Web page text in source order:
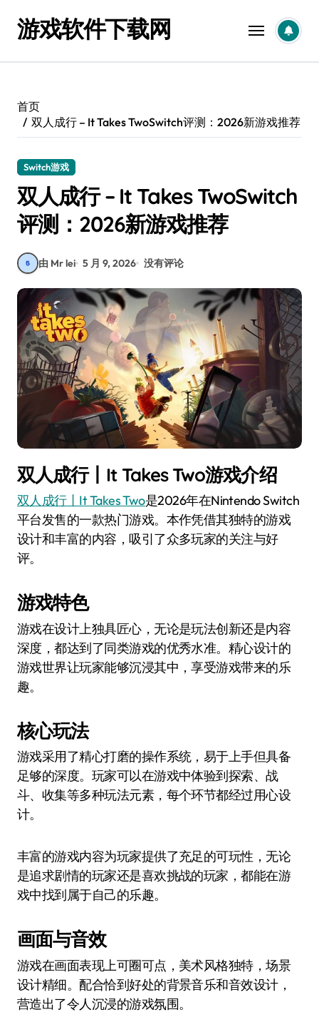
游戏软件下载网
首页
双人成行 – It Takes TwoSwitch评测：2026新游戏推荐
Switch游戏
双人成行 – It Takes TwoSwitch
评测：2026新游戏推荐
由 Mr lei 5 月 9, 2026 没有评论
双人成行丨It Takes Two游戏介绍
双人成行丨It Takes Two是2026年在Nintendo Switch
平台发售的一款热门游戏。本作凭借其独特的游戏
设计和丰富的内容，吸引了众多玩家的关注与好
评。
游戏特色
游戏在设计上独具匠心，无论是玩法创新还是内容
深度，都达到了同类游戏的优秀水准。精心设计的
游戏世界让玩家能够沉浸其中，享受游戏带来的乐
趣。
核心玩法
游戏采用了精心打磨的操作系统，易于上手但具备
足够的深度。玩家可以在游戏中体验到探索、战
斗、收集等多种玩法元素，每个环节都经过用心设
计。
丰富的游戏内容为玩家提供了充足的可玩性，无论
是追求剧情的玩家还是喜欢挑战的玩家，都能在游
戏中找到属于自己的乐趣。
画面与音效
游戏在画面表现上可圈可点，美术风格独特，场景
设计精细。配合恰到好处的背景音乐和音效设计，
营造出了令人沉浸的游戏氛围。